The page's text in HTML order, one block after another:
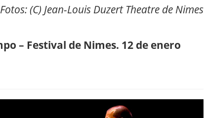
Fotos: (C) Jean-Louis Duzert Theatre de Nimes
– Festival de Nimes. 12 de enero